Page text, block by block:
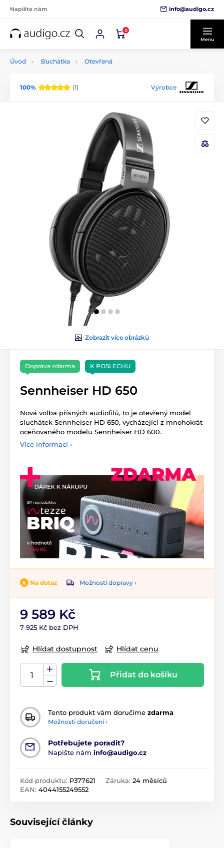
Napište nám info@audigo.cz
0
Menu
Úvod Sluchátka Otevřená
100% (1) Výrobce
Zobrazit více obrázků
Doprava zdarma K POSLECHU
Sennheiser HD 650
Nová volba přísných audiofilů, to je otevřený model
sluchátek Sennheiser HD 650, vycházející z mnohokrát
oceňovaného modelu Sennheiser HD 600.
Více informací ›
Na dotaz Možnosti dopravy ›
9 589 Kč
7 925 Kč bez DPH
Hlídat dostupnost Hlídat cenu
Přidat do košíku
Tento produkt vám doručíme zdarma
Možnosti doručení ›
Potřebujete poradit?
Napište nám info@audigo.cz
Kód produktu: P377621
EAN: 4044155249552
Záruka: 24 měsíců
Související články